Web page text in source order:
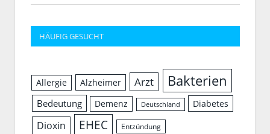
HÄUFIG GESUCHT
Allergie Alzheimer Arzt Bakterien
Bedeutung Demenz Deutschland Diabetes
Dioxin EHEC Entzündung